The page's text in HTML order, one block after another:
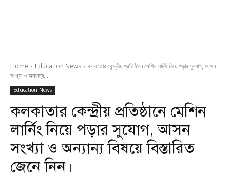
Home Education News
কলকাতার কেন্দ্রীয় প্রতিষ্ঠানে মেশিন লার্নিং নিয়ে পড়ার সুযোগ, আসন
সংখ্যা ও অন্যান্য...
Education News
কলকাতার কেন্দ্রীয় প্রতিষ্ঠানে মেশিন
লার্নিং নিয়ে পড়ার সুযোগ, আসন
সংখ্যা ও অন্যান্য বিষয়ে বিস্তারিত
জেনে নিন।